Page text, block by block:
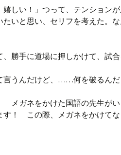
しい！」つって、テンション
たいと思い、セリフを考えた。
、勝手に道場に押しかけて、試
言うんだけど、……何を破るんだ
メガネをかけた国語の先生がい
す！ この際、メガネをかけて